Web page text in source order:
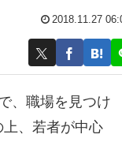
2018.11.27
、職場を見つけ
、若者が中心